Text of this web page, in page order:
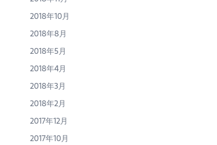
2018年10月
2018年8月
2018年5月
2018年4月
2018年3月
2018年2月
2017年12月
2017年10月